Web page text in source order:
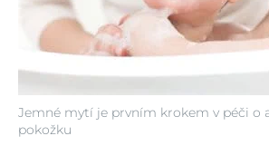
Jemné mytí je prvním krokem v péči o
pokožku